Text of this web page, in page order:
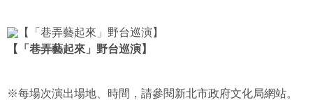
【「巷弄藝起來」野台巡演】
※每場次演出場地、時間，請參閱新北市政府文化局網站。